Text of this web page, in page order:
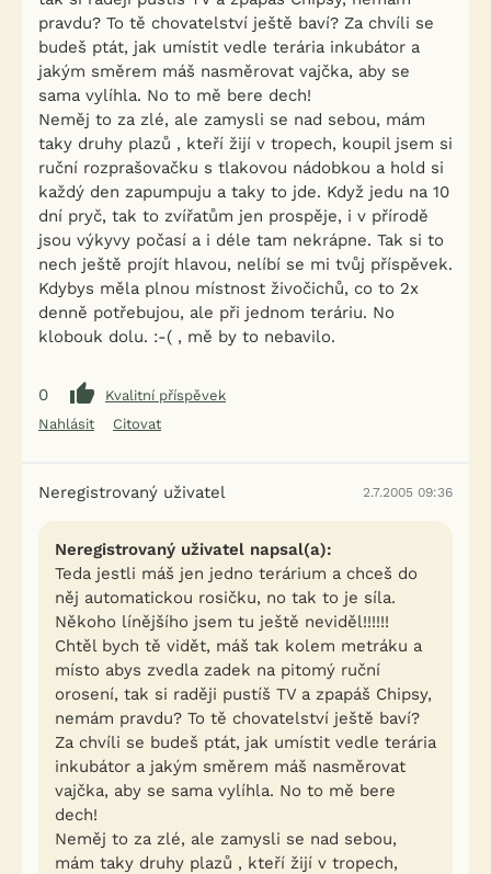
pravdu? To tě chovatelství ještě baví? Za chvíli se
budeš ptát, jak umístit vedle terária inkubátor a
jakým směrem máš nasměrovat vajčka, aby se
sama vylíhla. No to mě bere dech!
Neměj to za zlé, ale zamysli se nad sebou, mám
taky druhy plazů , kteří žijí v tropech, koupil jsem si
ruční rozprašovačku s tlakovou nádobkou a hold si
každý den zapumpuju a taky to jde. Když jedu na 10
dní pryč, tak to zvířatům jen prospěje, i v přírodě
jsou výkyvy počasí a i déle tam nekrápne. Tak si to
nech ještě projít hlavou, nelíbí se mi tvůj příspěvek.
Kdybys měla plnou místnost živočichů, co to 2x
denně potřebujou, ale při jednom teráriu. No
klobouk dolu. :-( , mě by to nebavilo.
0
Kvalitní příspěvek
Nahlásit
Citovat
Neregistrovaný uživatel 2.7.2005 09:36
Neregistrovaný uživatel napsal(a):
Teda jestli máš jen jedno terárium a chceš do
něj automatickou rosičku, no tak to je síla.
Někoho línějšího jsem tu ještě neviděl!!!!!!
Chtěl bych tě vidět, máš tak kolem metráku a
místo abys zvedla zadek na pitomý ruční
orosení, tak si raději pustíš TV a zpapáš Chipsy,
nemám pravdu? To tě chovatelství ještě baví?
Za chvíli se budeš ptát, jak umístit vedle terária
inkubátor a jakým směrem máš nasměrovat
vajčka, aby se sama vylíhla. No to mě bere
dech!
Neměj to za zlé, ale zamysli se nad sebou,
mám taky druhy plazů , kteří žijí v tropech,